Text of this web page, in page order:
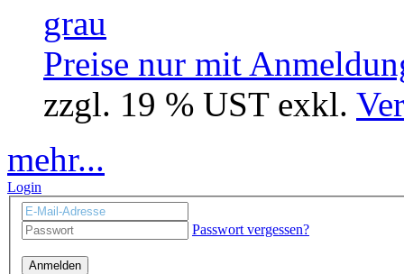
Preise nur mit
zzgl. 19 % UST exkl.
mehr...
Login
Passwort vergessen?
Anmelden